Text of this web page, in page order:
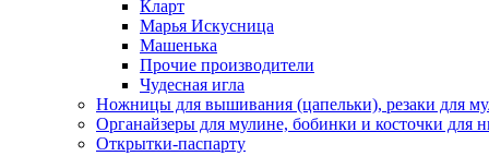
Кларт
Марья Искусница
Машенька
Прочие производители
Чудесная игла
Ножницы для вышивания (цапельки), резаки для
Органайзеры для мулине, бобинки и косточки для
Открытки-паспарту